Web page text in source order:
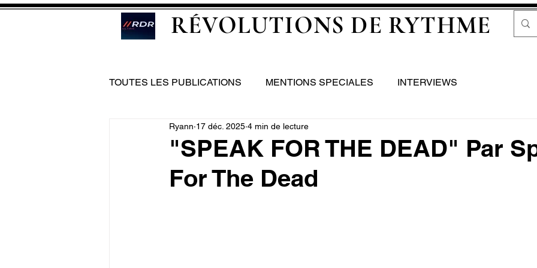
RÉVOLUTIONS DE RYTHME
TOUTES LES PUBLICATIONS MENTIONS SPECIALES INTERVIEWS
"SPEAK FOR THE DEAD" Par
For The Dead
Ryann 17 déc. 2025 4 min de lecture